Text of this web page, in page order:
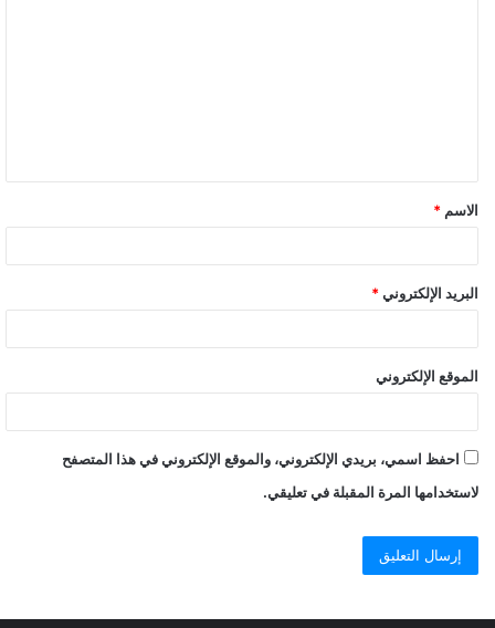
النهضة الإثيوبي، وعدم اتخاذ أية إجراءات أحادية قد يكون من شأنها
شكري: هكذا ستتصرف مصر إذا فشل مجلس الأمن في منع
إثيوبيا من ملء سد النهضة
الاسم *
البريد الإلكتروني *
الموقع الإلكتروني
احفظ اسمي، بريدي الإلكتروني، والموقع الإلكتروني في هذا المتصفح
لاستخدامها المرة المقبلة في تعليقي.